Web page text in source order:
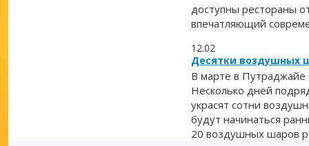
доступны рестораны
впечатляющий
12.02
Десятки воздушных
В марте в Путраджайе
Несколько дней
украсят сотни
будут начинаться
20 воздушных шаров